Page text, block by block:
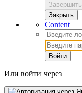
Завершить
Закрыть
Content
Войти
Или войти через